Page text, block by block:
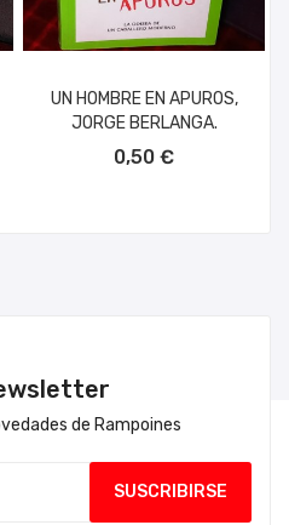
UN HOMBRE EN APUROS,
JORGE BERLANGA.
0,50 €
de Rampoines